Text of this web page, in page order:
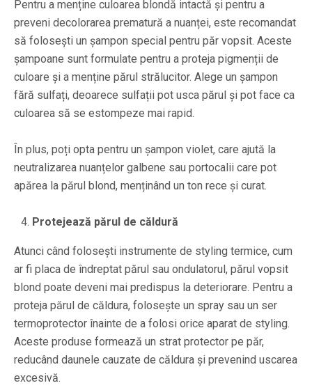
Pentru a menține culoarea blondă intactă și pentru a
preveni decolorarea prematură a nuanței, este recomandat
să folosești un șampon special pentru păr vopsit. Aceste
șampoane sunt formulate pentru a proteja pigmenții de
culoare și a menține părul strălucitor. Alege un șampon
fără sulfați, deoarece sulfații pot usca părul și pot face ca
culoarea să se estompeze mai rapid.
În plus, poți opta pentru un șampon violet, care ajută la
neutralizarea nuanțelor galbene sau portocalii care pot
apărea la părul blond, menținând un ton rece și curat.
Protejează părul de căldură
Atunci când folosești instrumente de styling termice, cum
ar fi placa de îndreptat părul sau ondulatorul, părul vopsit
blond poate deveni mai predispus la deteriorare. Pentru a
proteja părul de căldura, folosește un spray sau un ser
termoprotector înainte de a folosi orice aparat de styling.
Aceste produse formează un strat protector pe păr,
reducând daunele cauzate de căldura și prevenind uscarea
excesivă.